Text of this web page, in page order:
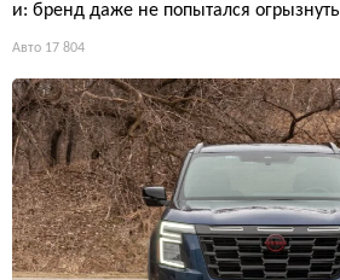
и: бренд даже не попытался
Авто 17 804